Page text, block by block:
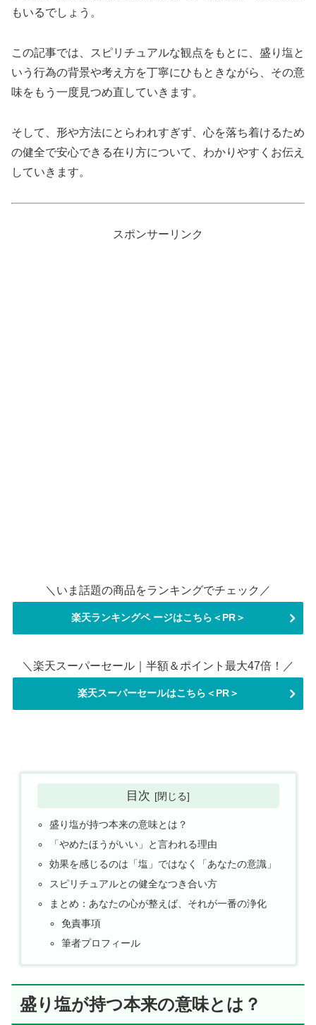
もいるでしょう。
この記事では、スピリチュアルな観点をもとに、盛り塩と
いう行為の背景や考え方を丁寧にひもときながら、その意
味をもう一度見つめ直していきます。
そして、形や方法にとらわれすぎず、心を落ち着けるため
の健全で安心できる在り方について、わかりやすくお伝え
していきます。
スポンサーリンク
＼いま話題の商品をランキングでチェック／
楽天ランキングペ ージはこちら＜PR＞
＼楽天スーパーセール｜半額＆ポイント最大47倍！／
楽天スーパーセールはこちら＜PR＞
目次
盛り塩が持つ本来の意味とは？
「やめたほうがいい」と言われる理由
効果を感じるのは「塩」ではなく「あなたの意識」
スピリチュアルとの健全なつき合い方
まとめ：あなたの心が整えば、それが一番の浄化
免責事項
筆者プロフィール
盛り塩が持つ本来の意味とは？